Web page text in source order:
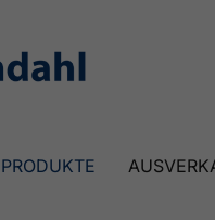
PRODUKTE